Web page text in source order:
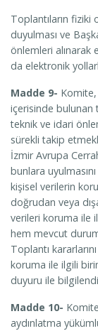
Toplantıların fiziki
duyulması ve
önlemleri alınarak
da elektronik
Madde 9-
içerisinde bulunan
teknik ve idari
sürekli takip
İzmir Avrupa
bunlara
kişisel verilerin
doğrudan veya
verileri koruma ile
hem mevcut
Toplantı
koruma ile ilgili
duyuru ile
Madde 10-
aydınlatma